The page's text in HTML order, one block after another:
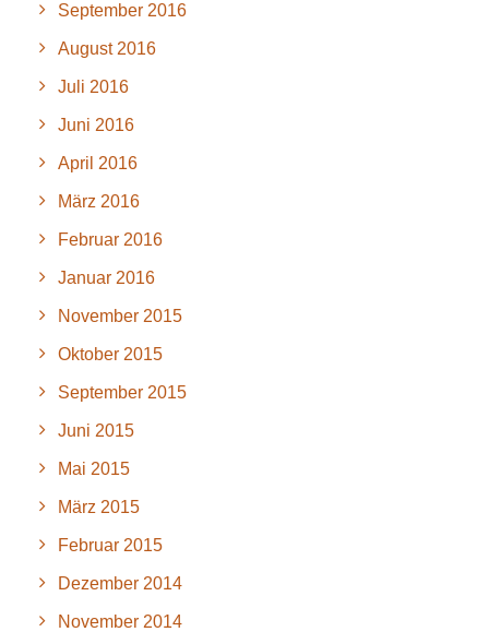
September 2016
August 2016
Juli 2016
Juni 2016
April 2016
März 2016
Februar 2016
Januar 2016
November 2015
Oktober 2015
September 2015
Juni 2015
Mai 2015
März 2015
Februar 2015
Dezember 2014
November 2014